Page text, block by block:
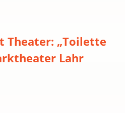
„Toilette
Lahr